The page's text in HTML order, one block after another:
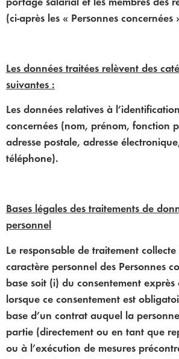
portage salarial et les membres des
(ci-après les « Personnes concernées
Les données traitées relèvent des
suivantes :
Les données relatives à
concernées (nom, prénom, fonction
adresse postale, adresse
téléphone).
Bases légales des traitements de
personnel
Le responsable de traitement
caractère personnel des Personnes
base soit (i) du consentement exprès
lorsque ce consentement est
base d’un contrat auquel la
partie (directement ou en tant que
ou à l’exécution de mesures